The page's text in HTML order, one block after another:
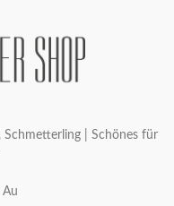
| Schönes für
Au